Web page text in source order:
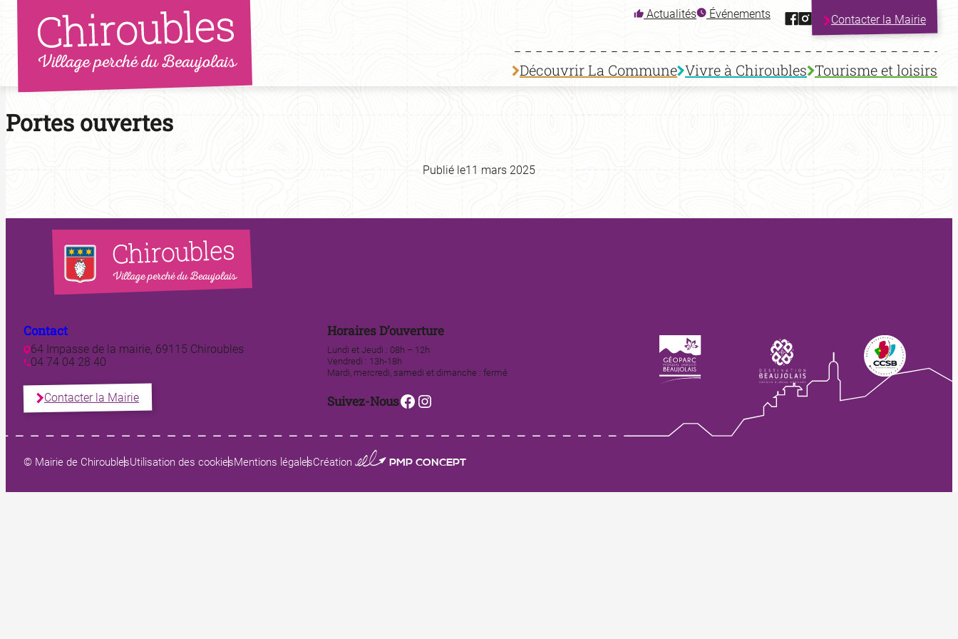
Aller
au
contenu
Actualités Événements Facebook
Instagram
Contacter la Mairie
Découvrir La Commune Vivre à Chiroubles Tourisme et loisirs
Portes ouvertes
Publié le11 mars 2025
Contact
64 Impasse de la mairie, 69115 Chiroubles
04 74 04 28 40
Contacter la Mairie
Horaires D’ouverture
Lundi et Jeudi : 08h – 12h
Vendredi : 13h-18h
Mardi, mercredi, samedi et dimanche : fermé
Suivez-NousFacebook
Instagram
© Mairie de ChiroublesUtilisation des cookiesMentions légalesCréation 0123 PMP CONCEPT